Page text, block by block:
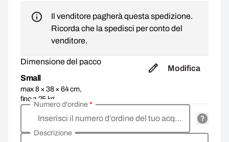
Il venditore pagherà questa spedizione.
Ricorda che la spedisci per conto del
venditore.
Dimensione del pacco
Small
max 8 × 38 × 64 cm,
fino a 25 kg
Modifica
Inserisci il numero d’ordine del tuo acquisto
Numero d'ordine*
Descrizione